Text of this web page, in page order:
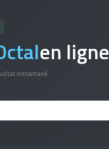
en ligne
instantané